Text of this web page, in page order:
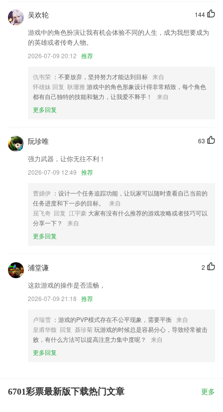
修复内置部分网页无法播放音频问题。
保养服务；
优化UI修复BUG增加功能
【站内分享】：支持将模型帖子文章等内容一键分享给你关注的用户；
新增网点和停车场入口图片，指引路线更清晰
联系我们
以上就是6701彩票最新版下载的介绍，如果您喜欢这款软件，您可以到
144
吴欢轮
游戏中的角色扮演让我有机会体验不同的人生，成为我想要成为
的英雄或者传奇人物。
2026-07-09 20:12 推荐
仇韦荣 ：不要放弃，坚持努力才能达到目标 来自
怀雄妹 回复 耿珊雅 游戏中的角色形象设计得非常精致，每个角色
都有自己独特的技能和魅力，让我爱不释手！
来自
更多回复
63
阮珍唯
强力武器，让你无往不利！
2026-07-09 12:49 推荐
曹娣伊 ：设计一个任务追踪功能，让玩家可以随时查看自己当前的
任务进度和下一步的目标。
来自
屈飞奇 回复 江宇豪 大家有没有什么推荐的游戏攻略或者技巧可以
分享一下？
来自
更多回复
2
浦堂谦
这款游戏的操作是否流畅，
2026-07-09 21:18 推荐
卢瑞雪 ：游戏的PVP模式存在不公平现象，需要平衡 来自
皇甫华馥 回复 聂珍菊玩游戏的时候总是容易分心，导致经常被击
败，有什么方法可以提高注意力集中度呢？
来自
更多回复
6701彩票最新版下载热门文章 更多